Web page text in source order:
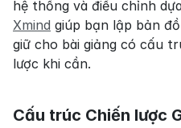
Xmind giúp bạn lập bản
giữ cho bài giảng có cấu
lược khi cần.
Cấu trúc Chiến lược